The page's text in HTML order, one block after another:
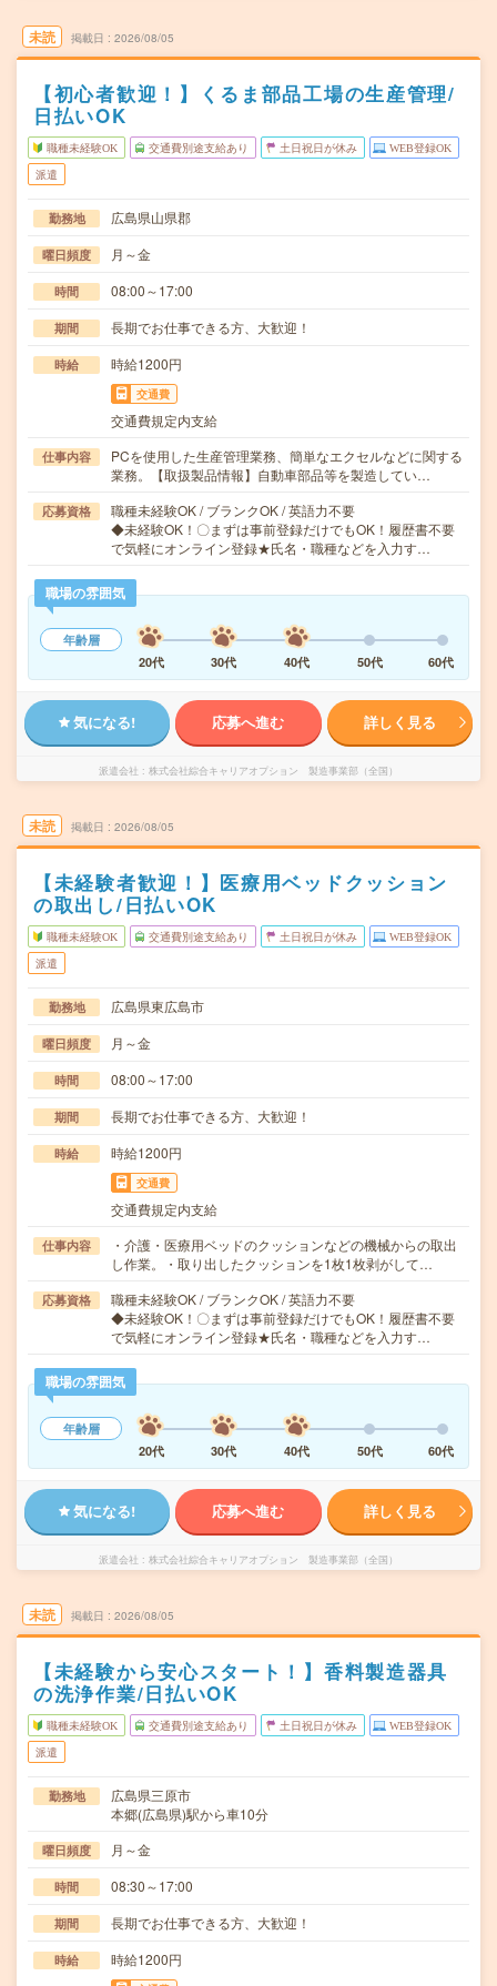
未読 掲載日 2026/08/05
【初心者歓迎！】くるま部品工場の生産管理/
日払いOK
職種未経験OK 交通費別途支給あり 土日祝日が休み WEB登録OK
派遣
勤務地 広島県山県郡
曜日頻度 月～金
時間 08:00～17:00
期間 長期でお仕事できる方、大歓迎！
時給 時給1200円
交通費
交通費規定内支給
仕事内容
PCを使用した生産管理業務、簡単なエクセルなどに関する
業務。【取扱製品情報】自動車部品等を製造してい…
応募資格
職種未経験OK / ブランクOK / 英語力不要
◆未経験OK！〇まずは事前登録だけでもOK！履歴書不要
で気軽にオンライン登録★氏名・職種などを入力す…
職場の雰囲気
年齢層
20代
30代 40代 50代 60代
気になる! 応募へ進む 詳しく見る
派遣会社 株式会社綜合キャリアオプション 製造事業部（全国）
未読 掲載日 2026/08/05
【未経験者歓迎！】医療用ベッドクッション
の取出し/日払いOK
職種未経験OK 交通費別途支給あり 土日祝日が休み WEB登録OK
派遣
勤務地 広島県東広島市
曜日頻度 月～金
時間 08:00～17:00
期間 長期でお仕事できる方、大歓迎！
時給 時給1200円
交通費
交通費規定内支給
仕事内容
・介護・医療用ベッドのクッションなどの機械からの取出
し作業。・取り出したクッションを1枚1枚剥がして…
応募資格
職種未経験OK / ブランクOK / 英語力不要
◆未経験OK！〇まずは事前登録だけでもOK！履歴書不要
で気軽にオンライン登録★氏名・職種などを入力す…
職場の雰囲気
年齢層
20代
30代 40代 50代 60代
気になる! 応募へ進む 詳しく見る
派遣会社 株式会社綜合キャリアオプション 製造事業部（全国）
未読 掲載日 2026/08/05
【未経験から安心スタート！】香料製造器具
の洗浄作業/日払いOK
職種未経験OK 交通費別途支給あり 土日祝日が休み WEB登録OK
派遣
勤務地
広島県三原市
本郷(広島県)駅から車10分
曜日頻度 月～金
時間 08:30～17:00
期間 長期でお仕事できる方、大歓迎！
時給 時給1200円